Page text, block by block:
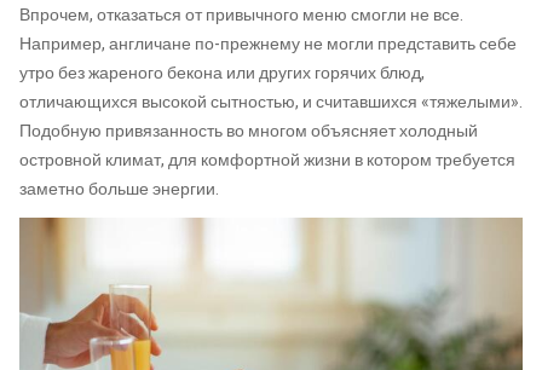
Впрочем, отказаться от привычного меню смогли не все.
Например, англичане по-прежнему не могли представить себе
утро без жареного бекона или других горячих блюд,
отличающихся высокой сытностью, и считавшихся «тяжелыми».
Подобную привязанность во многом объясняет холодный
островной климат, для комфортной жизни в котором требуется
заметно больше энергии.